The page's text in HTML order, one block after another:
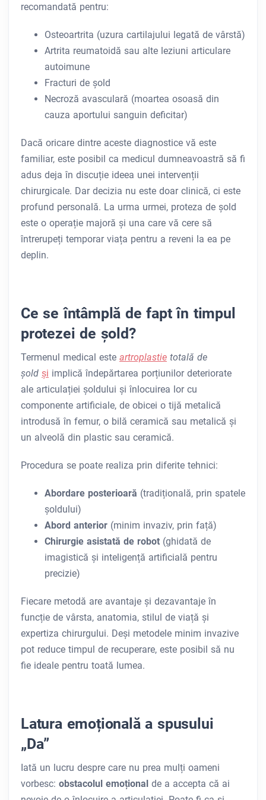
recomandată pentru:
Osteoartrita (uzura cartilajului legată de vârstă)
Artrita reumatoidă sau alte leziuni articulare
autoimune
Fracturi de șold
Necroză avasculară (moartea osoasă din
cauza aportului sanguin deficitar)
Dacă oricare dintre aceste diagnostice vă este
familiar, este posibil ca medicul dumneavoastră să fi
adus deja în discuție ideea unei intervenții
chirurgicale. Dar decizia nu este doar clinică, ci este
profund personală. La urma urmei, proteza de șold
este o operație majoră și una care vă cere să
întrerupeți temporar viața pentru a reveni la ea pe
deplin.
Ce se întâmplă de fapt în timpul
protezei de șold?
Termenul medical este artroplastie totală de
șold și implică îndepărtarea porțiunilor deteriorate
ale articulației șoldului și înlocuirea lor cu
componente artificiale, de obicei o tijă metalică
introdusă în femur, o bilă ceramică sau metalică și
un alveolă din plastic sau ceramică.
Procedura se poate realiza prin diferite tehnici:
Abordare posterioară (tradițională, prin spatele
șoldului)
Abord anterior (minim invaziv, prin față)
Chirurgie asistată de robot (ghidată de
imagistică și inteligență artificială pentru
precizie)
Fiecare metodă are avantaje și dezavantaje în
funcție de vârsta, anatomia, stilul de viață și
expertiza chirurgului. Deși metodele minim invazive
pot reduce timpul de recuperare, este posibil să nu
fie ideale pentru toată lumea.
Latura emoțională a spusului
„Da”
Iată un lucru despre care nu prea mulți oameni
vorbesc: obstacolul emoțional de a accepta că ai